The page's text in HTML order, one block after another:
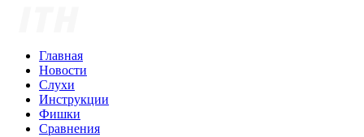
Главная
Новости
Слухи
Инструкции
Фишки
Сравнения